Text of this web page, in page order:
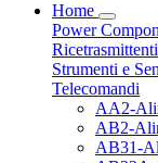
Home
Power
Strumenti e
Telecomandi
AA2-
AB2-
AB31-